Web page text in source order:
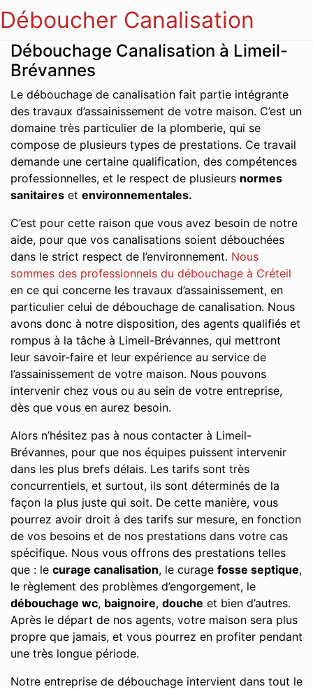
Déboucher Canalisation
Débouchage Canalisation à Limeil-
Brévannes
Le débouchage de canalisation fait partie intégrante
des travaux d’assainissement de votre maison. C’est un
domaine très particulier de la plomberie, qui se
compose de plusieurs types de prestations. Ce travail
demande une certaine qualification, des compétences
professionnelles, et le respect de plusieurs normes
sanitaires et environnementales.
C’est pour cette raison que vous avez besoin de notre
aide, pour que vos canalisations soient débouchées
dans le strict respect de l’environnement. Nous
sommes des professionnels du débouchage à Créteil
en ce qui concerne les travaux d’assainissement, en
particulier celui de débouchage de canalisation. Nous
avons donc à notre disposition, des agents qualifiés et
rompus à la tâche à Limeil-Brévannes, qui mettront
leur savoir-faire et leur expérience au service de
l’assainissement de votre maison. Nous pouvons
intervenir chez vous ou au sein de votre entreprise,
dès que vous en aurez besoin.
Alors n’hésitez pas à nous contacter à Limeil-
Brévannes, pour que nos équipes puissent intervenir
dans les plus brefs délais. Les tarifs sont très
concurrentiels, et surtout, ils sont déterminés de la
façon la plus juste qui soit. De cette manière, vous
pourrez avoir droit à des tarifs sur mesure, en fonction
de vos besoins et de nos prestations dans votre cas
spécifique. Nous vous offrons des prestations telles
que : le curage canalisation, le curage fosse septique,
le règlement des problèmes d’engorgement, le
débouchage wc, baignoire, douche et bien d’autres.
Après le départ de nos agents, votre maison sera plus
propre que jamais, et vous pourrez en profiter pendant
une très longue période.
Notre entreprise de débouchage intervient dans tout le